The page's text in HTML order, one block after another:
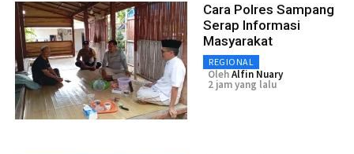
Cara Polres Sampang
Serap Informasi
Masyarakat
REGIONAL
OlehAlfin Nuary
2 jam yang lalu